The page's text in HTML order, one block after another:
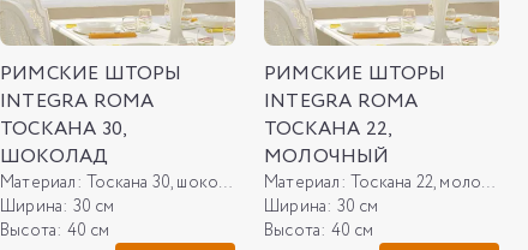
РИМСКИЕ ШТОРЫ
INTEGRA ROMA
ТОСКАНА 30,
ШОКОЛАД
Материал: Тоскана 30, шоколад
Ширина: 30 см
Высота: 40 см
РИМСКИЕ ШТОРЫ
INTEGRA ROMA
ТОСКАНА 22,
МОЛОЧНЫЙ
Материал: Тоскана 22, молочный
Ширина: 30 см
Высота: 40 см